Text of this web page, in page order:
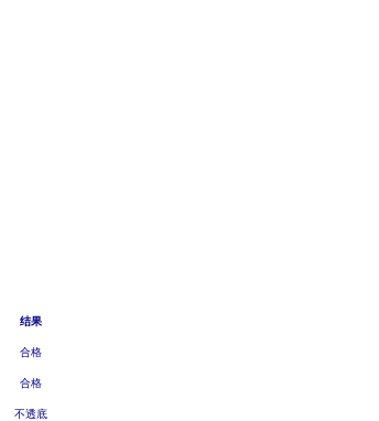
结果
合格
合格
不透底